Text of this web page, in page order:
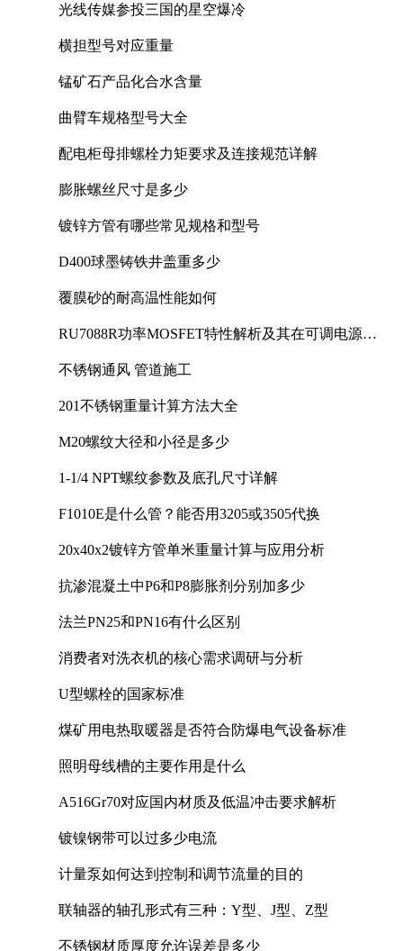
光线传媒参投三国的星空爆冷
横担型号对应重量
锰矿石产品化合水含量
曲臂车规格型号大全
配电柜母排螺栓力矩要求及连接规范详解
膨胀螺丝尺寸是多少
镀锌方管有哪些常见规格和型号
D400球墨铸铁井盖重多少
覆膜砂的耐高温性能如何
RU7088R功率MOSFET特性解析及其在可调电源设
不锈钢通风 管道施工
201不锈钢重量计算方法大全
M20螺纹大径和小径是多少
1-1/4 NPT螺纹参数及底孔尺寸详解
F1010E是什么管？能否用3205或3505代换
20x40x2镀锌方管单米重量计算与应用分析
抗渗混凝土中P6和P8膨胀剂分别加多少
法兰PN25和PN16有什么区别
消费者对洗衣机的核心需求调研与分析
U型螺栓的国家标准
煤矿用电热取暖器是否符合防爆电气设备标准
照明母线槽的主要作用是什么
A516Gr70对应国内材质及低温冲击要求解析
镀镍钢带可以过多少电流
计量泵如何达到控制和调节流量的目的
联轴器的轴孔形式有三种：Y型、J型、Z型
不锈钢材质厚度允许误差是多少